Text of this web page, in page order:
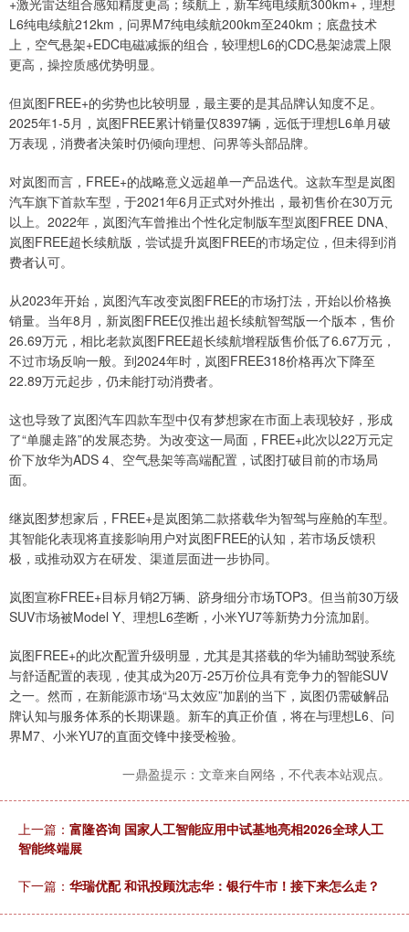
+激光雷达组合感知精度更高；续航上，新车纯电续航300km+，理想
L6纯电续航212km，问界M7纯电续航200km至240km；底盘技术
上，空气悬架+EDC电磁减振的组合，较理想L6的CDC悬架滤震上限
更高，操控质感优势明显。
但岚图FREE+的劣势也比较明显，最主要的是其品牌认知度不足。
2025年1-5月，岚图FREE累计销量仅8397辆，远低于理想L6单月破
万表现，消费者决策时仍倾向理想、问界等头部品牌。
对岚图而言，FREE+的战略意义远超单一产品迭代。这款车型是岚图
汽车旗下首款车型，于2021年6月正式对外推出，最初售价在30万元
以上。2022年，岚图汽车曾推出个性化定制版车型岚图FREE DNA、
岚图FREE超长续航版，尝试提升岚图FREE的市场定位，但未得到消
费者认可。
从2023年开始，岚图汽车改变岚图FREE的市场打法，开始以价格换
销量。当年8月，新岚图FREE仅推出超长续航智驾版一个版本，售价
26.69万元，相比老款岚图FREE超长续航增程版售价低了6.67万元，
不过市场反响一般。到2024年时，岚图FREE318价格再次下降至
22.89万元起步，仍未能打动消费者。
这也导致了岚图汽车四款车型中仅有梦想家在市面上表现较好，形成
了“单腿走路”的发展态势。为改变这一局面，FREE+此次以22万元定
价下放华为ADS 4、空气悬架等高端配置，试图打破目前的市场局
面。
继岚图梦想家后，FREE+是岚图第二款搭载华为智驾与座舱的车型。
其智能化表现将直接影响用户对岚图FREE的认知，若市场反馈积
极，或推动双方在研发、渠道层面进一步协同。
岚图宣称FREE+目标月销2万辆、跻身细分市场TOP3。但当前30万级
SUV市场被Model Y、理想L6垄断，小米YU7等新势力分流加剧。
岚图FREE+的此次配置升级明显，尤其是其搭载的华为辅助驾驶系统
与舒适配置的表现，使其成为20万-25万价位具有竞争力的智能SUV
之一。然而，在新能源市场“马太效应”加剧的当下，岚图仍需破解品
牌认知与服务体系的长期课题。新车的真正价值，将在与理想L6、问
界M7、小米YU7的直面交锋中接受检验。
一鼎盈提示：文章来自网络，不代表本站观点。
上一篇： 富隆咨询 国家人工智能应用中试基地亮相2026全球人工
智能终端展
下一篇： 华瑞优配 和讯投顾沈志华：银行牛市！接下来怎么走？